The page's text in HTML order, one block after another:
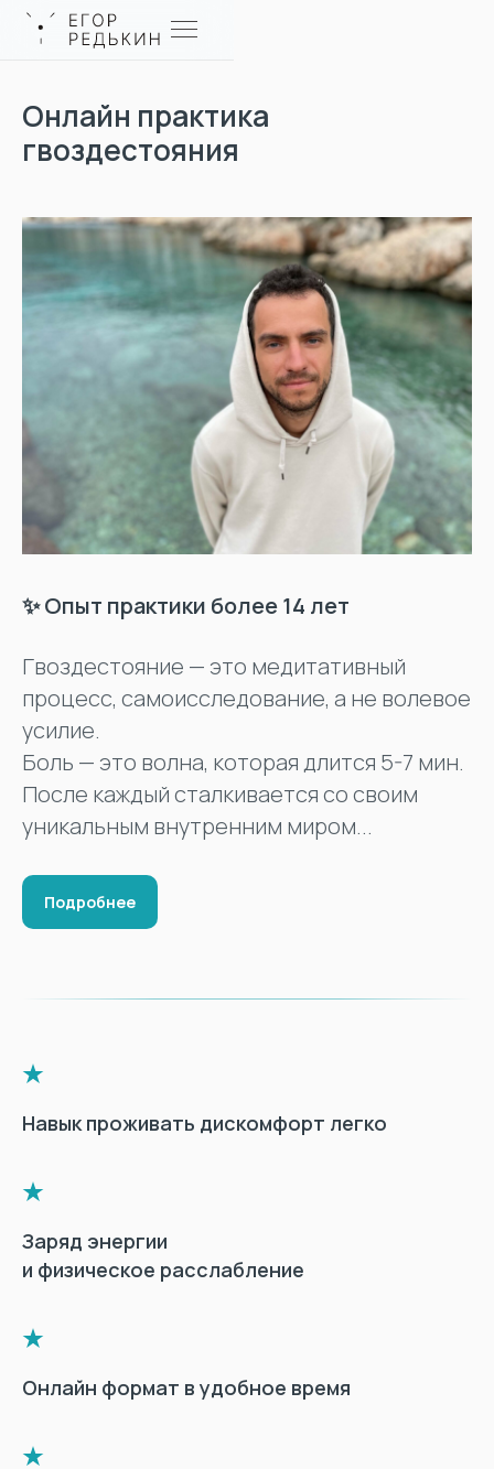
Онлайн практика
гвоздестояния
✨ Опыт практики более 14 лет
Гвоздестояние — это медитативный
процесс, самоисследование, а не волевое
усилие.
Боль — это волна, которая длится 5-7 мин.
После каждый сталкивается со своим
уникальным внутренним миром...
Подробнее
Навык проживать дискомфорт легко
Заряд энергии
и физическое расслабление
Онлайн формат в удобное время